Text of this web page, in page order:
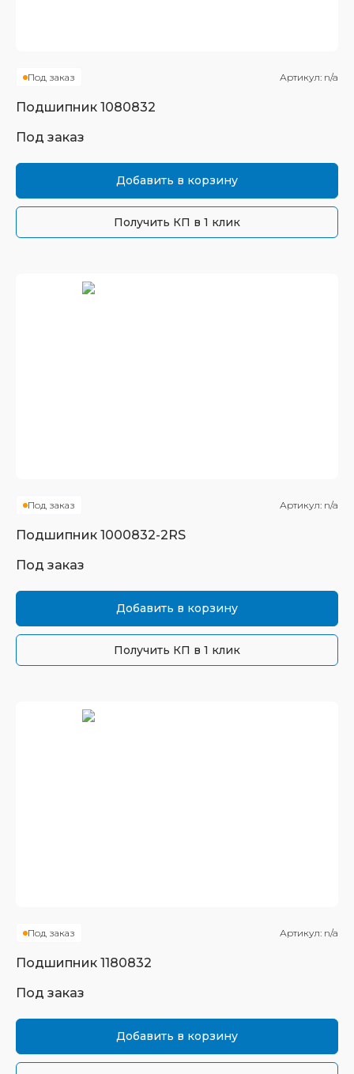
Под заказ Артикул: n/a
Подшипник 1080832
Под заказ
Добавить в корзину
Получить КП в 1 клик
Под заказ Артикул: n/a
Подшипник 1000832-2RS
Под заказ
Добавить в корзину
Получить КП в 1 клик
Под заказ Артикул: n/a
Подшипник 1180832
Под заказ
Добавить в корзину